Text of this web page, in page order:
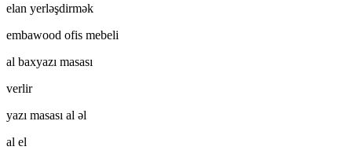
elan yerləşdirmək
embawood ofis mebeli
al baxyazı masası
verlir
yazı masası al əl
al el